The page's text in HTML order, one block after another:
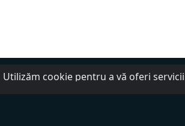
Despre noi